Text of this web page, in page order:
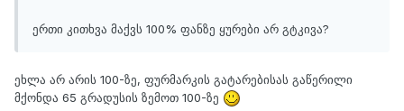
ერთი კითხვა მაქვს 100% ფანზე ყურები არ გტკივა?
ეხლა არ არის 100-ზე, ფურმარკის გატარებისას გაწერილი
მქონდა 65 გრადუსის ზემოთ 100-ზე